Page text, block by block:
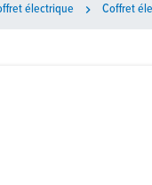
électrique  Coffret